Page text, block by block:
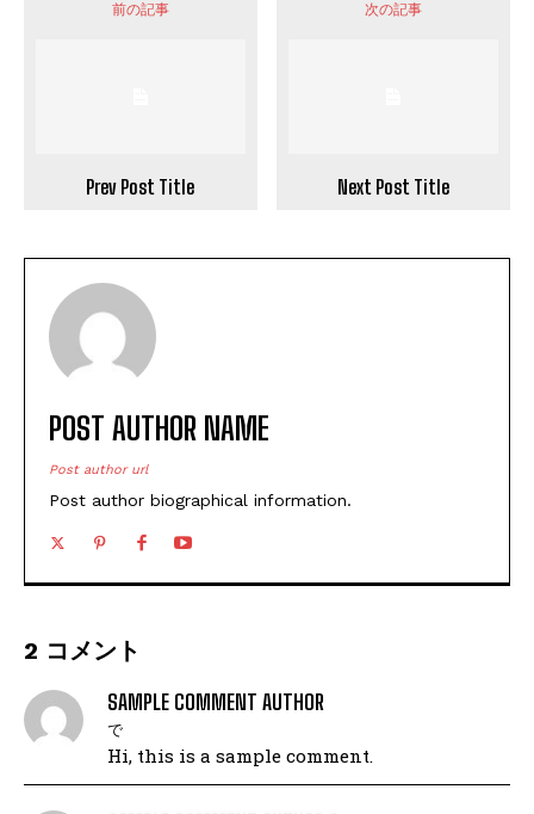
前の記事
Prev Post Title
次の記事
Next Post Title
POST AUTHOR NAME
Post author url
Post author biographical information.
2 コメント
SAMPLE COMMENT AUTHOR
で
Hi, this is a sample comment.